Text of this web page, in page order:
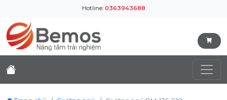
Hotline: 0363943688